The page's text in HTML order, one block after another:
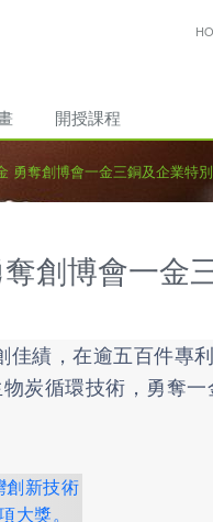
開授課程
勇奪創博會一金三銅及企業特
創博會一金
績，在逾五百件專
炭循環技術，勇奪一